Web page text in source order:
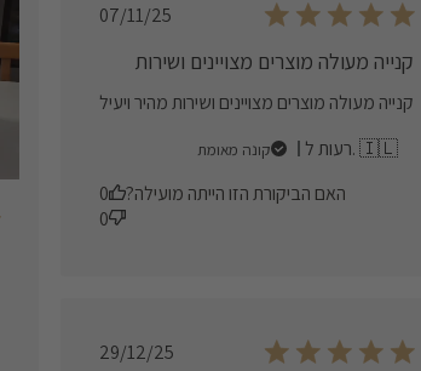
Published
07/11/25
קנייה מעולה מוצרים מצויינים ושירות
קנייה מעולה מוצרים מצויינים ושירות מהיר ויעיל
רעות ל. 🇮🇱
קונה מאומת
האם הביקורת הזו הייתה מועילה?
0
0
Published
29/12/25